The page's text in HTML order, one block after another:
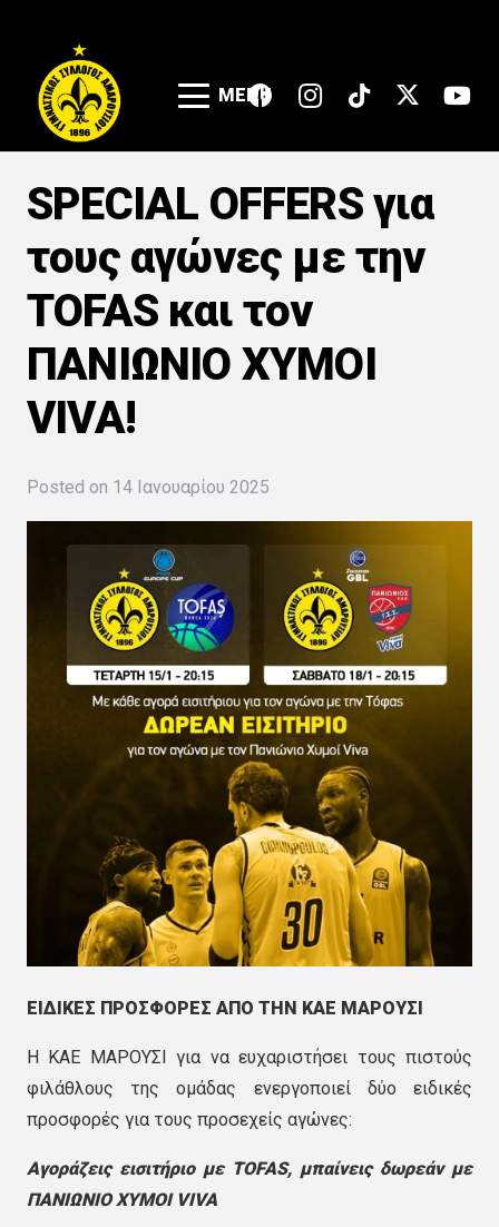
MENU
SPECIAL OFFERS για
τους αγώνες με την
ΤOFAS και τον
ΠΑΝΙΩΝΙΟ ΧΥΜΟΙ
VIVA!
Posted on 14 Ιανουαρίου 2025
ΕΙΔΙΚΕΣ ΠΡΟΣΦΟΡΕΣ ΑΠΟ ΤΗΝ ΚΑΕ ΜΑΡΟΥΣΙ
Η ΚΑΕ ΜΑΡΟΥΣΙ για να ευχαριστήσει τους πιστούς
φιλάθλους της ομάδας ενεργοποιεί δύο ειδικές
προσφορές για τους προσεχείς αγώνες:
Αγοράζεις εισιτήριο με TOFAS, μπαίνεις δωρεάν με
ΠΑΝΙΩΝΙΟ ΧΥΜΟΙ VIVA